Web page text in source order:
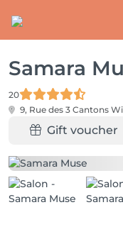
Samara
20
9, Rue des 3 Cantons
Gift voucher